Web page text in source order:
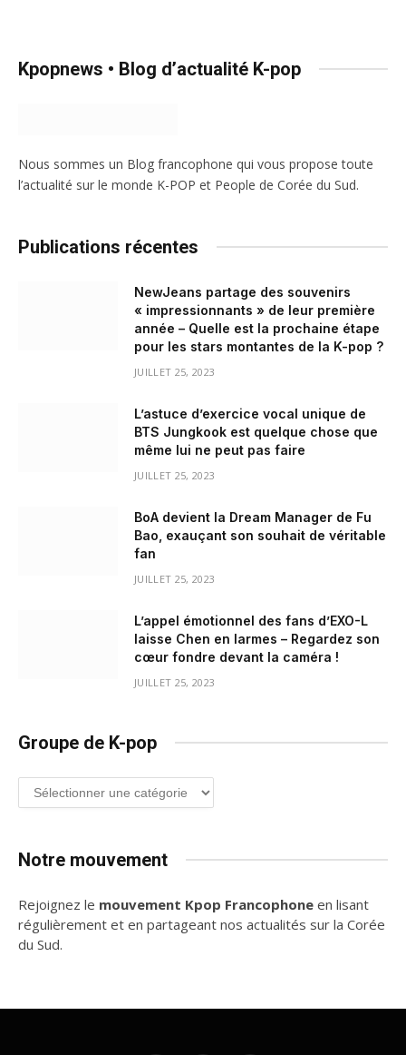
Kpopnews • Blog d’actualité K-pop
Nous sommes un Blog francophone qui vous propose toute
l’actualité sur le monde K-POP et People de Corée du Sud.
Publications récentes
NewJeans partage des souvenirs
« impressionnants » de leur première
année – Quelle est la prochaine étape
pour les stars montantes de la K-pop ?
JUILLET 25, 2023
L’astuce d’exercice vocal unique de
BTS Jungkook est quelque chose que
même lui ne peut pas faire
JUILLET 25, 2023
BoA devient la Dream Manager de Fu
Bao, exauçant son souhait de véritable
fan
JUILLET 25, 2023
L’appel émotionnel des fans d’EXO-L
laisse Chen en larmes – Regardez son
cœur fondre devant la caméra !
JUILLET 25, 2023
Groupe de K-pop
Groupe
de
Notre mouvement
Rejoignez le mouvement Kpop Francophone en lisant
régulièrement et en partageant nos actualités sur la Corée
du Sud.